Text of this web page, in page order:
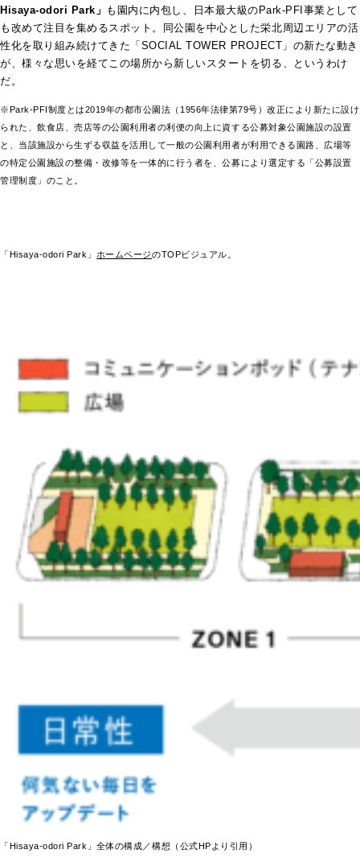
Hisaya-odori Park」 も園内に内包し、日本最大級のPark-PFI事業として
も改めて注目を集めるスポット。同公園を中心とした栄北周辺エリアの活
性化を取り組み続けてきた「SOCIAL TOWER PROJECT」の新たな動き
が、様々な思いを経てこの場所から新しいスタートを切る、というわけ
だ。
※Park-PFI制度とは2019年の都市公園法（1956年法律第79号）改正により新たに設け
られた、飲食店、売店等の公園利用者の利便の向上に資する公募対象公園施設の設置
と、当該施設から生ずる収益を活用して一般の公園利用者が利用できる園路、広場等
の特定公園施設の整備・改修等を一体的に行う者を、公募により選定する「公募設置
管理制度」のこと。
「Hisaya-odori Park」 ホームページのTOPビジュアル。
「Hisaya-odori Park」全体の構成／構想（公式HPより引用）